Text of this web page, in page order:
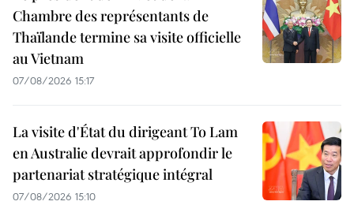
Chambre des représentants de
Thaïlande termine sa visite officielle
au Vietnam
07/08/2026 15:17
La visite d'État du dirigeant To Lam
en Australie devrait approfondir le
partenariat stratégique intégral
07/08/2026 15:10